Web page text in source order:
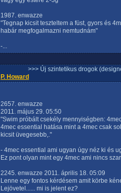
1987. enwazze
"Tegnap kicsit teszteltem a füst, gyors és
habár megfogalmazni nemtudnám"
-...
>>> Új szintetikus drogok
P. Howard
2657. enwazze
2011. május 29. 05:50
"Swim próbált csekély mennyiségben:
4mec essential hatása mint a 4mec csak
kicsit üvegesebb,."
- 4mec essential ami ugyan úgy néz ki és
Ez pont olyan mint egy 4mec ami nincs
2245. enwazze 2011. április 18. 05:09
Lenne egy fontos kérdésem amit körbe
Lejövetel...... mi is jelent ez?